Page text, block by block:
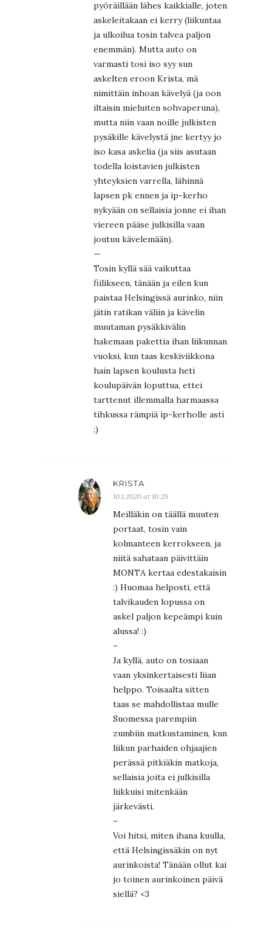
pyöräillään lähes kaikkialle, joten
askeleitakaan ei kerry (liikuntaa
ja ulkoilua tosin talvea paljon
enemmän). Mutta auto on
varmasti tosi iso syy sun
askelten eroon Krista, mä
nimittäin inhoan kävelyä (ja oon
iltaisin mieluiten sohvaperuna),
mutta niin vaan noille julkisten
pysäkille kävelystä jne kertyy jo
iso kasa askelia (ja siis asutaan
todella loistavien julkisten
yhteyksien varrella, lähinnä
lapsen pk ennen ja ip-kerho
nykyään on sellaisia jonne ei ihan
viereen pääse julkisilla vaan
joutuu kävelemään).
—
Tosin kyllä sää vaikuttaa
fiilikseen, tänään ja eilen kun
paistaa Helsingissä aurinko, niin
jätin ratikan väliin ja kävelin
muutaman pysäkkivälin
hakemaan pakettia ihan liikunnan
vuoksi, kun taas keskiviikkona
hain lapsen koulusta heti
koulupäivän loputtua, ettei
tarttenut illemmalla harmaassa
tihkussa rämpiä ip-kerholle asti
;)
KRISTA
10.1.2020 at 16:29
Meilläkin on täällä muuten
portaat, tosin vain
kolmanteen kerrokseen, ja
niitä sahataan päivittäin
MONTA kertaa edestakaisin
:) Huomaa helposti, että
talvikauden lopussa on
askel paljon kepeämpi kuin
alussa! :)
–
Ja kyllä, auto on tosiaan
vaan yksinkertaisesti liian
helppo. Toisaalta sitten
taas se mahdollistaa mulle
Suomessa parempiin
zumbiin matkustaminen, kun
liikun parhaiden ohjaajien
perässä pitkiäkin matkoja,
sellaisia joita ei julkisilla
liikkuisi mitenkään
järkevästi.
–
Voi hitsi, miten ihana kuulla,
että Helsingissäkin on nyt
aurinkoista! Tänään ollut kai
jo toinen aurinkoinen päivä
siellä? <3